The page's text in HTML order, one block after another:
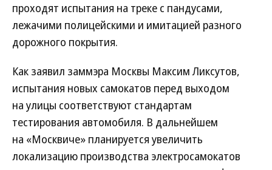
проходят испытания на треке с пандусами,
лежачими полицейскими и имитацией разного
дорожного покрытия.
Как заявил заммэра Москвы Максим Ликсутов,
испытания новых самокатов перед выходом
на улицы соответствуют стандартам
тестирования автомобиля. В дальнейшем
на «Москвиче» планируется увеличить
локализацию производства электросамокатов